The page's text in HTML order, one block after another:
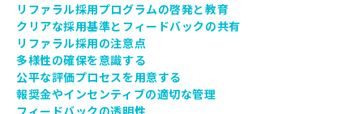
リファラル採用プログラムの啓発と教育
クリアな採用基準とフィードバックの共有
リファラル採用の注意点
多様性の確保を意識する
公平な評価プロセスを用意する
報奨金やインセンティブの適切な管理